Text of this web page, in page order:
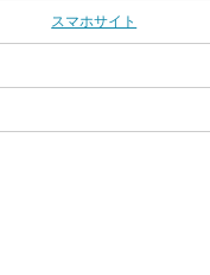
スマホサイト